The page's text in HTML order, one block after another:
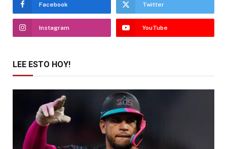
Facebook Twitter
Instagram YouTube
LEE ESTO HOY!